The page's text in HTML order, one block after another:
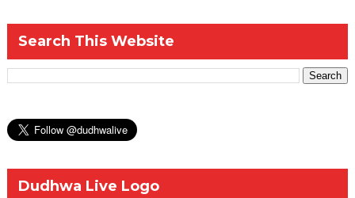
Search This Website
Dudhwa Live Logo